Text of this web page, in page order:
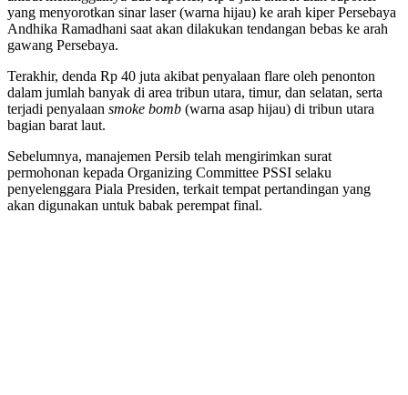
yang menyorotkan sinar laser (warna hijau) ke arah kiper Persebaya
Andhika Ramadhani saat akan dilakukan tendangan bebas ke arah
gawang Persebaya.
Terakhir, denda Rp 40 juta akibat penyalaan flare oleh penonton
dalam jumlah banyak di area tribun utara, timur, dan selatan, serta
terjadi penyalaan smoke bomb (warna asap hijau) di tribun utara
bagian barat laut.
Sebelumnya, manajemen Persib telah mengirimkan surat
permohonan kepada Organizing Committee PSSI selaku
penyelenggara Piala Presiden, terkait tempat pertandingan yang
akan digunakan untuk babak perempat final.